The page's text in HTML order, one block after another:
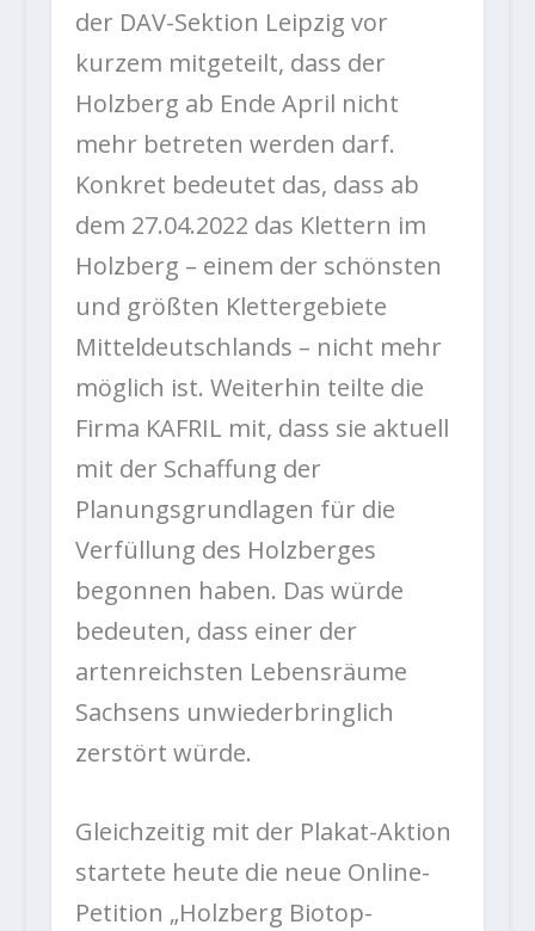
der DAV-Sektion Leipzig vor
kurzem mitgeteilt, dass der
Holzberg ab Ende April nicht
mehr betreten werden darf.
Konkret bedeutet das, dass ab
dem 27.04.2022 das Klettern im
Holzberg – einem der schönsten
und größten Klettergebiete
Mitteldeutschlands – nicht mehr
möglich ist. Weiterhin teilte die
Firma KAFRIL mit, dass sie aktuell
mit der Schaffung der
Planungsgrundlagen für die
Verfüllung des Holzberges
begonnen haben. Das würde
bedeuten, dass einer der
artenreichsten Lebensräume
Sachsens unwiederbringlich
zerstört würde.
Gleichzeitig mit der Plakat-Aktion
startete heute die neue Online-
Petition „Holzberg Biotop-